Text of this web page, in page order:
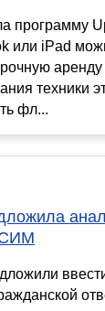
программу
или iPad
техники
фл...
СИМ